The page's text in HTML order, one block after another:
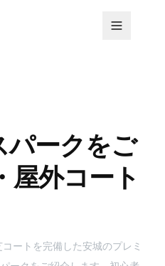
パークをご
屋外コート
ートを完備した安城のプレミ